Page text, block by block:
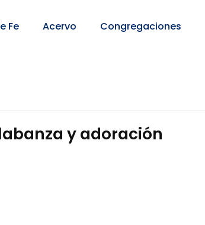
Fe Acervo Congregaciones
y adoración